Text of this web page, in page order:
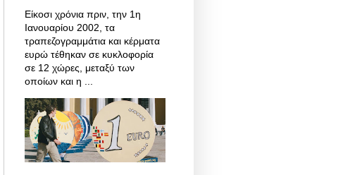
Είκοσι χρόνια πριν, την 1η
Ιανουαρίου 2002, τα
τραπεζογραμμάτια και κέρματα
ευρώ τέθηκαν σε κυκλοφορία
σε 12 χώρες, μεταξύ των
οποίων και η ...